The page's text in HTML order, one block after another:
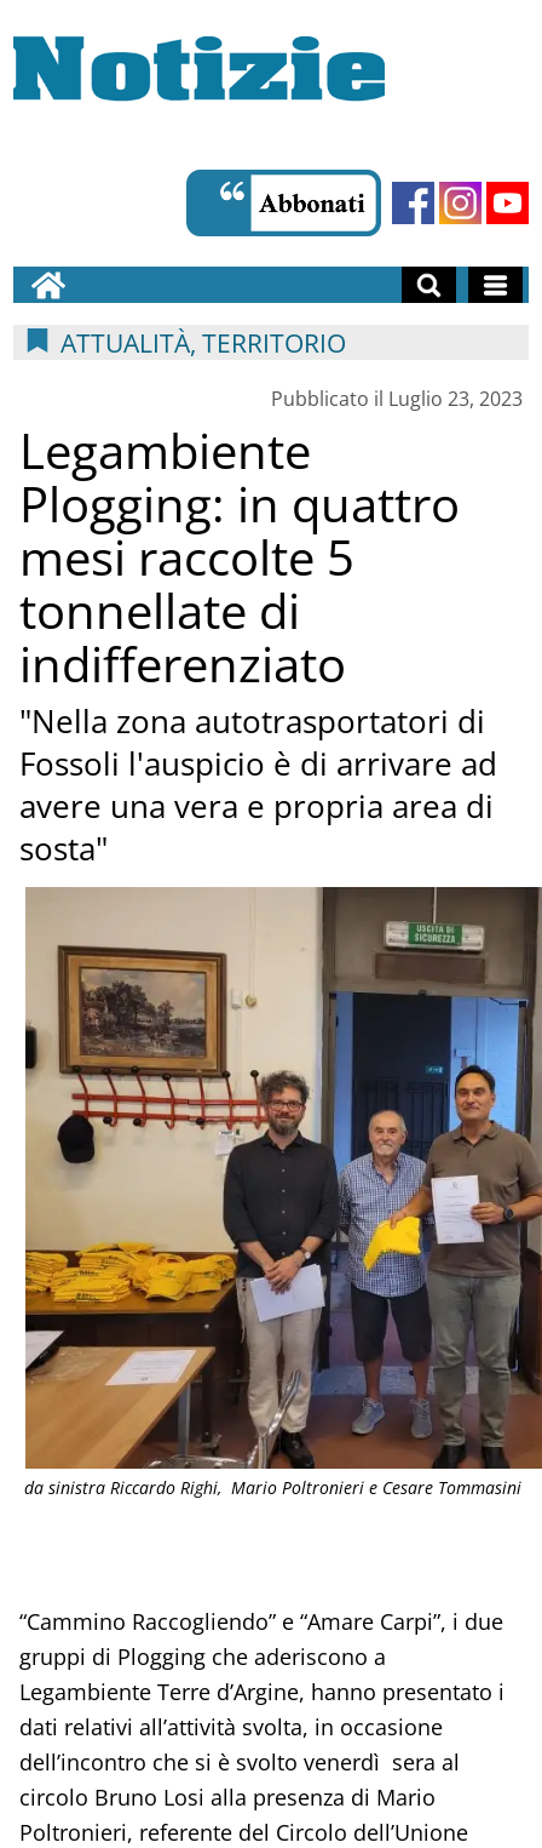
ATTUALITÀ, TERRITORIO
Pubblicato il Luglio 23, 2023
Legambiente
Plogging: in quattro
mesi raccolte 5
tonnellate di
indifferenziato
"Nella zona autotrasportatori di
Fossoli l'auspicio è di arrivare ad
avere una vera e propria area di
sosta"
da sinistra Riccardo Righi, Mario Poltronieri e Cesare Tommasini
“Cammino Raccogliendo” e “Amare Carpi”, i due
gruppi di Plogging che aderiscono a
Legambiente Terre d’Argine, hanno presentato i
dati relativi all’attività svolta, in occasione
dell’incontro che si è svolto venerdì sera al
circolo Bruno Losi alla presenza di Mario
Poltronieri, referente del Circolo dell’Unione